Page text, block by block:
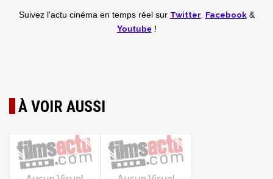
Suivez l'actu cinéma en temps réel sur Twitter Facebook&
Youtube!
À VOIR AUSSI